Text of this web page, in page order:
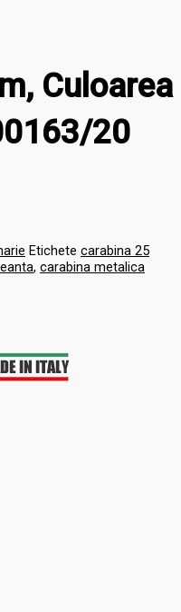
Culoarea
20
Etichete carabina 25
, carabina metalica